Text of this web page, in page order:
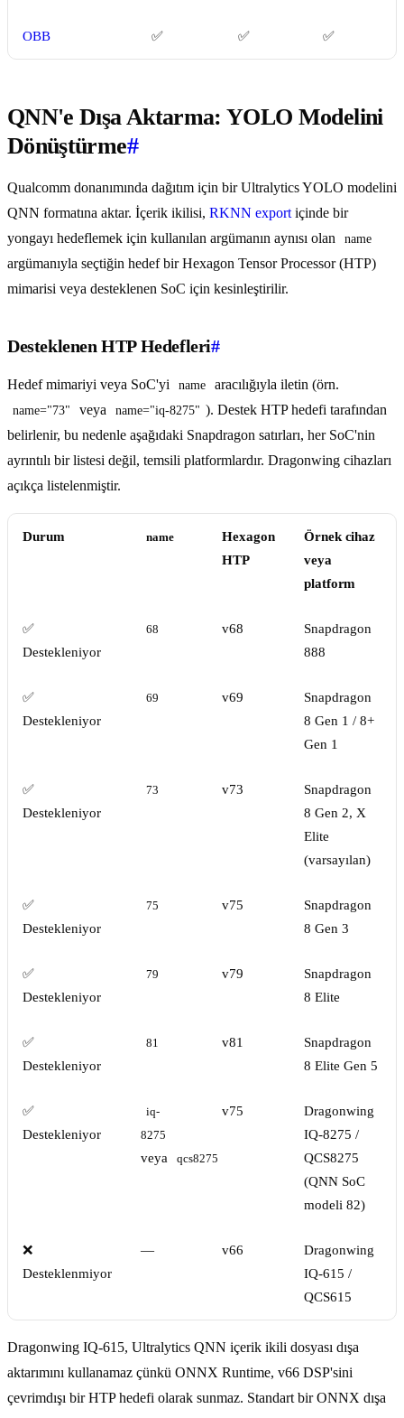
OBB ✅ ✅ ✅
QNN'e Dışa Aktarma: YOLO Modelini
Dönüştürme#
Qualcomm donanımında dağıtım için bir Ultralytics YOLO modelini
QNN formatına aktar. İçerik ikilisi, RKNN export içinde bir
yongayı hedeflemek için kullanılan argümanın aynısı olan
name
argümanıyla seçtiğin hedef bir Hexagon Tensor Processor (HTP)
mimarisi veya desteklenen SoC için kesinleştirilir.
Desteklenen HTP Hedefleri#
Hedef mimariyi veya SoC'yi name aracılığıyla iletin (örn.
name="73" veya name="iq-8275" ). Destek HTP hedefi tarafından
belirlenir, bu nedenle aşağıdaki Snapdragon satırları, her SoC'nin
ayrıntılı bir listesi değil, temsili platformlardır. Dragonwing cihazları
açıkça listelenmiştir.
Durum name
Hexagon
HTP
Örnek cihaz
veya
platform
✅
Destekleniyor
68 v68
Snapdragon
888
✅
Destekleniyor
69 v69
Snapdragon
8 Gen 1 / 8+
Gen 1
✅
Destekleniyor
73 v73
Snapdragon
8 Gen 2, X
Elite
(varsayılan)
✅
Destekleniyor
75 v75
Snapdragon
8 Gen 3
✅
Destekleniyor
79 v79
Snapdragon
8 Elite
✅
Destekleniyor
81 v81
Snapdragon
8 Elite Gen 5
✅
Destekleniyor
iq-
8275
veya qcs8275
v75
Dragonwing
IQ-8275 /
QCS8275
(QNN SoC
modeli 82)
❌
Desteklenmiyor
— v66
Dragonwing
IQ-615 /
QCS615
Dragonwing IQ-615, Ultralytics QNN içerik ikili dosyası dışa
aktarımını kullanamaz çünkü ONNX Runtime, v66 DSP'sini
çevrimdışı bir HTP hedefi olarak sunmaz. Standart bir ONNX dışa